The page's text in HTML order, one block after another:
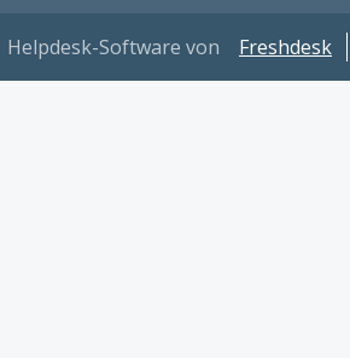
Helpdesk-Software von Freshdesk